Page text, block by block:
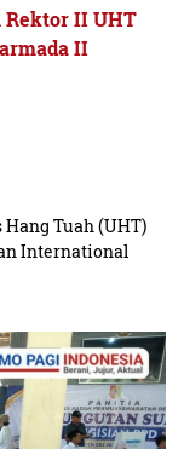
Rektor II UHT
II
Tuah (UHT)
International